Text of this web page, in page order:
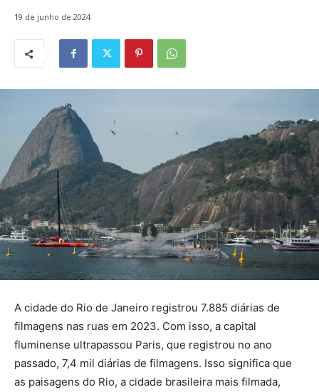
19 de junho de 2024
A cidade do Rio de Janeiro registrou 7.885 diárias de
filmagens nas ruas em 2023. Com isso, a capital
fluminense ultrapassou Paris, que registrou no ano
passado, 7,4 mil diárias de filmagens. Isso significa que
as paisagens do Rio, a cidade brasileira mais filmada,